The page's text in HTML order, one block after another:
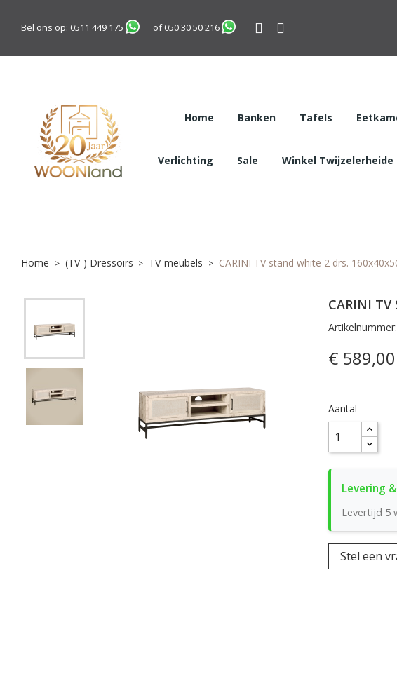
Bel ons op: 0511 449 175 of050 30 50 216
Home Banken Tafels
Verlichting Sale Winkel Twijzelerheide
Home (TV-) Dressoirs TV-meubels CARINI TV stand white 2 drs.
CARINI TV
€ 589,00
Aantal
Levertijd 5
Stel een